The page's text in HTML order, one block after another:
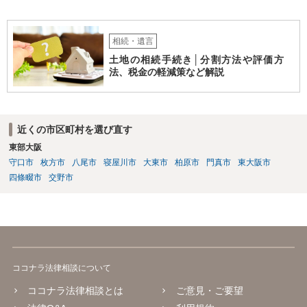
相続・遺言
土地の相続手続き│分割方法や評価方
法、税金の軽減策など解説
近くの市区町村を選び直す
東部大阪
守口市
枚方市 八尾市 寝屋川市 大東市 柏原市 門真市
東大阪市
四條畷市
交野市
ココナラ法律相談について
ココナラ法律相談とは
ご意見・ご要望